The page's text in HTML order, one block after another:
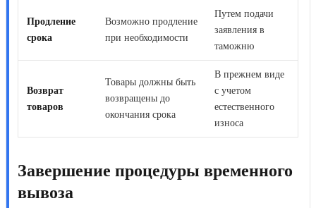
Продление
срока
Возможно продление
при необходимости
Путем подачи
заявления в
таможню
Возврат
товаров
Товары должны быть
возвращены до
окончания срока
В прежнем виде
с учетом
естественного
износа
Завершение процедуры временного
вывоза